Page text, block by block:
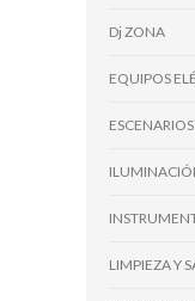
Dj ZONA
EQUIPOS
LIMPIEZA Y